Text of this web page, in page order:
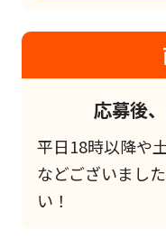
応募後
平日18時以降や
などございまし
い！